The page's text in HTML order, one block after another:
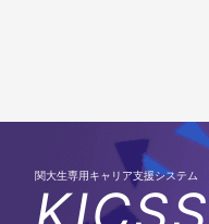
関大生専用キャリア支援システム